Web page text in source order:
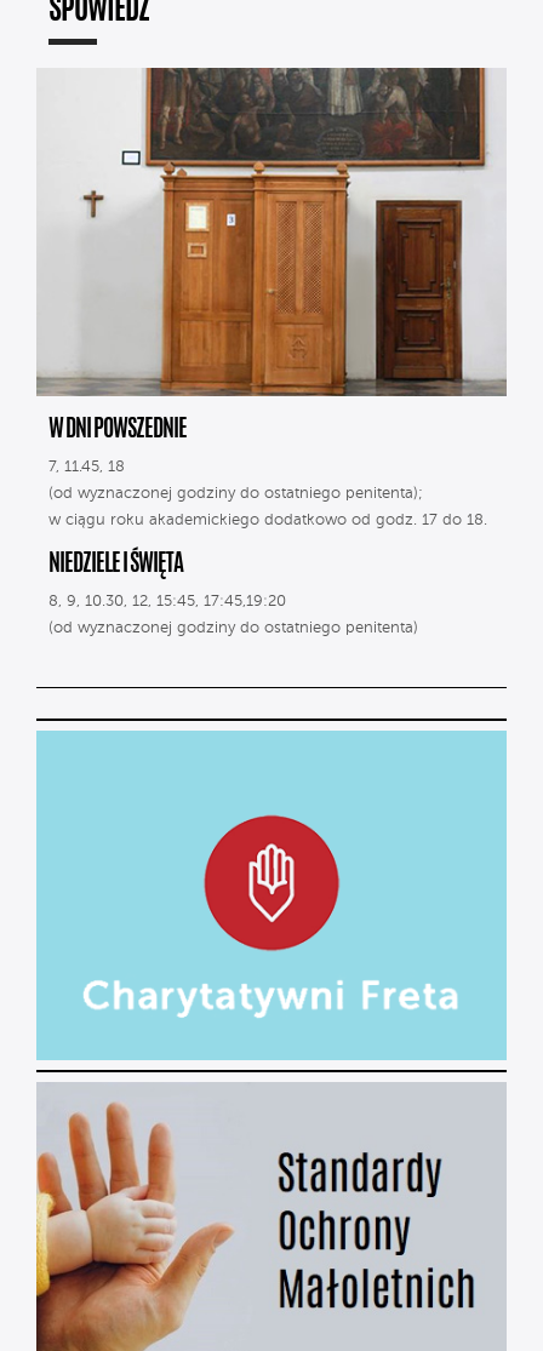
SPOWIEDŹ
W DNI POWSZEDNIE
7, 11.45, 18
(od wyznaczonej godziny do ostatniego penitenta);
w ciągu roku akademickiego dodatkowo od godz. 17 do 18.
NIEDZIELE I ŚWIĘTA
8, 9, 10.30, 12, 15:45, 17:45,19:20
(od wyznaczonej godziny do ostatniego penitenta)